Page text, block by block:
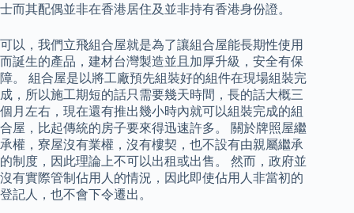
士而其配偶並非在香港居住及並非持有香港身份證。
可以，我們立飛組合屋就是為了讓組合屋能長期性使用
而誕生的產品，建材台灣製造並且加厚升級，安全有保
障。 組合屋是以將工廠預先組裝好的組件在現場組裝完
成，所以施工期短的話只需要幾天時間，長的話大概三
個月左右，現在還有推出幾小時內就可以組裝完成的組
合屋，比起傳統的房子要來得迅速許多。 關於牌照屋繼
承權，寮屋沒有業權，沒有樓契，也不設有由親屬繼承
的制度，因此理論上不可以出租或出售。 然而，政府並
沒有實際管制佔用人的情況，因此即使佔用人非當初的
登記人，也不會下令遷出。